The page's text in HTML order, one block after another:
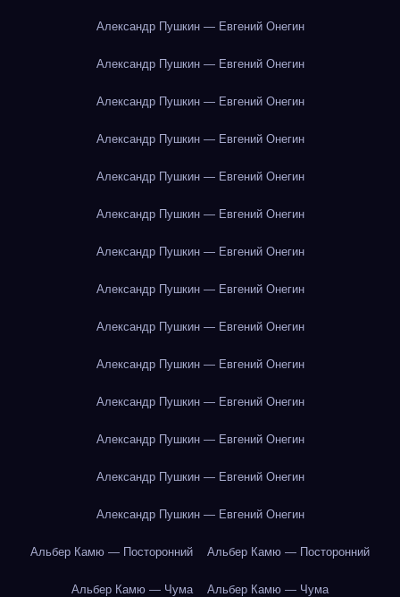
Александр Пушкин — Евгений Онегин
Александр Пушкин — Евгений Онегин
Александр Пушкин — Евгений Онегин
Александр Пушкин — Евгений Онегин
Александр Пушкин — Евгений Онегин
Александр Пушкин — Евгений Онегин
Александр Пушкин — Евгений Онегин
Александр Пушкин — Евгений Онегин
Александр Пушкин — Евгений Онегин
Александр Пушкин — Евгений Онегин
Александр Пушкин — Евгений Онегин
Александр Пушкин — Евгений Онегин
Александр Пушкин — Евгений Онегин
Александр Пушкин — Евгений Онегин
Альбер Камю — Посторонний Альбер Камю — Посторонний
Альбер Камю — Чума Альбер Камю — Чума